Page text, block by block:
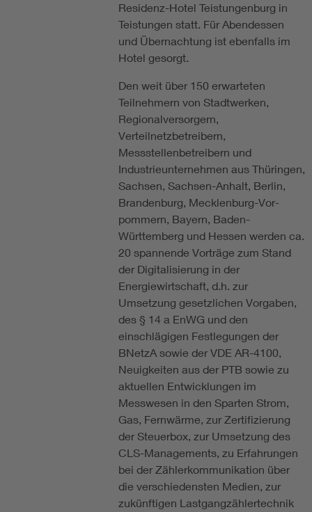
Residenz-Hotel Teistungenburg in
Teistungen statt. Für Abendessen
und Übernachtung ist ebenfalls im
Hotel gesorgt.
Den weit über 150 erwarteten
Teilnehmern von Stadtwerken,
Regionalversorgern,
Verteilnetzbetreibern,
Messstellenbetreibern und
Industrieunternehmen aus Thüringen,
Sachsen, Sachsen-Anhalt, Berlin,
Brandenburg, Mecklenburg-Vor-
pommern, Bayern, Baden-
Württemberg und Hessen werden ca.
20 spannende Vorträge zum Stand
der Digitalisierung in der
Energiewirtschaft, d.h. zur
Umsetzung gesetzlichen Vorgaben,
des § 14 a EnWG und den
einschlägigen Festlegungen der
BNetzA sowie der VDE AR-4100,
Neuigkeiten aus der PTB sowie zu
aktuellen Entwicklungen im
Messwesen in den Sparten Strom,
Gas, Fernwärme, zur Zertifizierung
der Steuerbox, zur Umsetzung des
CLS-Managements, zu Erfahrungen
bei der Zählerkommunikation über
die verschiedensten Medien, zur
zukünftigen Lastgangzählertechnik